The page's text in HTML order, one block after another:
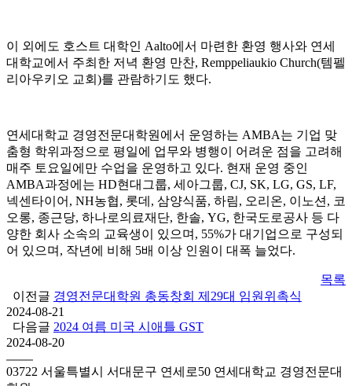
이 외에도 호스트 대학인 Aalto에서 마련한 환영 행사와 연세
대학교에서 주최한 저녁 환영 만찬, Remppeliaukio Church(템펠
리아우키오 교회)를 관람하기도 했다.
연세대학교 경영전문대학원에서 운영하는 AMBA는 기업 맞
춤형 학위과정으로 평일에 업무와 병행이 어려운 점을 고려해
매주 토요일에만 수업을 운영하고 있다. 현재 운영 중인
AMBA과정에는 HD현대그룹, 세아그룹, CJ, SK, LG, GS, LF,
넥센타이어, NH농협, 롯데, 삼양식품, 하림, 오리온, 이노션, 코
오롱, 종근당, 하나로의료재단, 한솔, YG, 한국도로공사 등 다
양한 회사 소속의 교육생이 있으며, 55%가 대기업으로 구성되
어 있으며, 작년에 비해 5배 이상 인원이 대폭 늘었다.
목록
이전글 경영전문대학원 총동창회 제29대 임원위촉식
2024-08-21
다음글 2024 여름 미국 시애틀 GST
2024-08-20
03722 서울특별시 서대문구 연세로50 연세대학교 경영전문대